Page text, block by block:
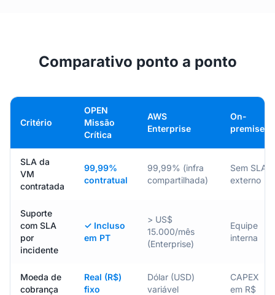
Comparativo ponto a ponto
Critério
OPEN
Missão
Crítica
AWS
Enterprise
On-
premises
SLA da
VM
contratada
99,99%
contratual
99,99% (infra
compartilhada)
Sem SLA
externo
Suporte
com SLA
por
incidente
✓ Incluso
em PT
> US$
15.000/mês
(Enterprise)
Equipe
interna
Moeda de
cobrança
Real (R$)
fixo
Dólar (USD)
variável
CAPEX
em R$